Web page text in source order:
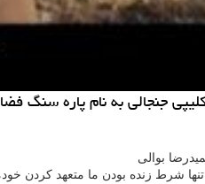
جنجالی به نام پاره سنگ
بوالی
شرط زنده بودن ما متعهد كردن